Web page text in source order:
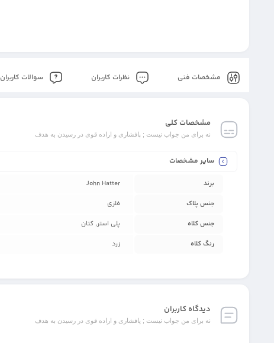
مشخصات فنی نظرات کاربران سوالات کاربران
مشخصات کلی
نه برای من جواب نیست ; پافشاری و اراده قوی در رسیدن به هدف
سایر مشخصات
برند
John Hatter
جنس پلاک
فلزی
جنس کلاه
پلی استر, کتان
رنگ کلاه
زرد
دیدگاه کاربران
نه برای من جواب نیست ; پافشاری و اراده قوی در رسیدن به هدف